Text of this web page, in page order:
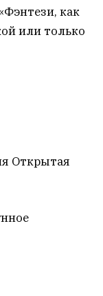
как
или только
Открытая